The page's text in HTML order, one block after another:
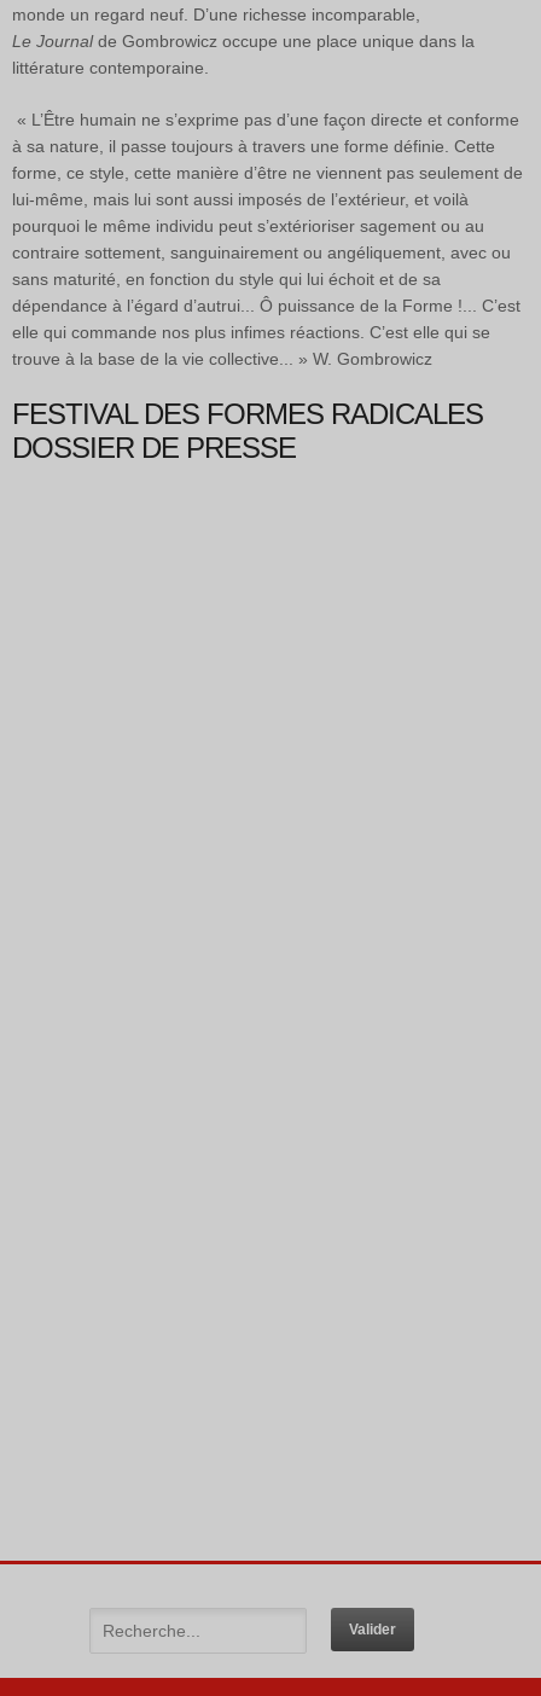
monde un regard neuf. D’une richesse incomparable,
Le Journalde Gombrowicz occupe une place unique dans la
littérature contemporaine.
« L’Être humain ne s’exprime pas d’une façon directe et conforme
à sa nature, il passe toujours à travers une forme définie. Cette
forme, ce style, cette manière d’être ne viennent pas seulement de
lui-même, mais lui sont aussi imposés de l’extérieur, et voilà
pourquoi le même individu peut s’extérioriser sagement ou au
contraire sottement, sanguinairement ou angéliquement, avec ou
sans maturité, en fonction du style qui lui échoit et de sa
dépendance à l’égard d’autrui... Ô puissance de la Forme !... C’est
elle qui commande nos plus infimes réactions. C’est elle qui se
trouve à la base de la vie collective... » W. Gombrowicz
FESTIVAL DES FORMES RADICALES
DOSSIER DE PRESSE